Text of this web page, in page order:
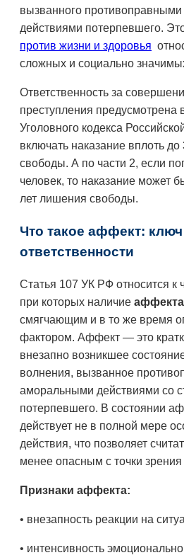
вызванного
действиями потерпевшего.
против жизни и здоровья
сложных и социально
Ответственность за
преступления предусмотрена
Уголовного кодекса
включать наказание вплоть
свободы. А по части 2, если
человек, то наказание может
лет лишения свободы.
Что такое аффект:
ответственности
Статья 107 УК РФ относится к
при которых наличие аффекта
смягчающим и в то же время
фактором. Аффект — это
внезапно возникшее
волнения, вызванное
аморальными действиями со
потерпевшего. В состоянии
действует не в полной мере
действия, что позволяет
менее опасным с точки
Признаки аффекта:
• внезапность реакции на
• интенсивность